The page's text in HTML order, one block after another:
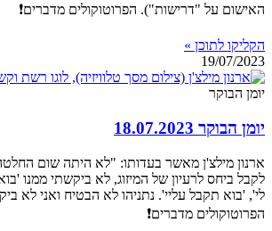
האישום על "דרישות"). הפרוטוקולים מדברים❗
הקליקו לתוכן »
19/07/2023
יומן הבוקר
יומן הבוקר 18.07.2023
ארנון מילצ'ן מאשר בעדותו: "לא היתה שום
לקבל ביחס לרעיון של המיזוג, לא ביקשתי ממנו
לי', 'בוא תקבל עליי'. נתניהו לא הבטיח ואני לא
הפרוטוקולים מדברים❗